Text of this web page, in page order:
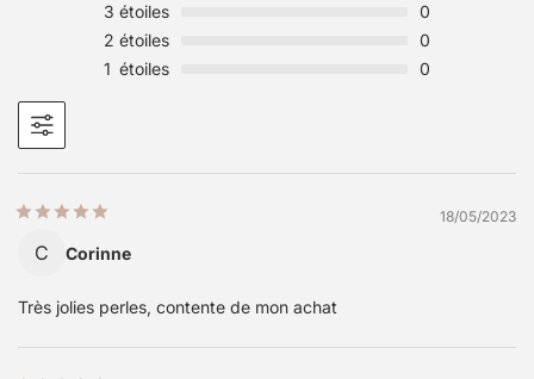
3 étoiles
0
2 étoiles
0
1 étoiles 0
18/05/2023
C Corinne
Très jolies perles, contente de mon achat